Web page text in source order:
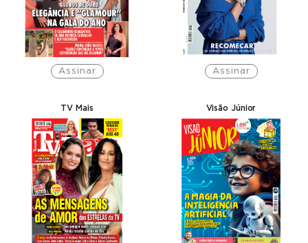
Assinar Assinar
TV Mais Visão Júnior